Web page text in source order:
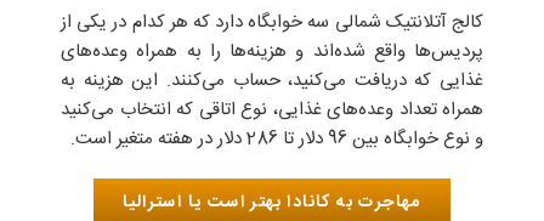
کالج آتلانتیک شمالی سه خوابگاه دارد که هر کدام در یکی از
پردیس‌ها واقع شده‌اند و هزینه‌ها را به همراه وعده‌های
غذایی که دریافت می‌کنید، حساب می‌کنند. این هزینه به
همراه تعداد وعده‌های غذایی، نوع اتاقی که انتخاب می‌کنید
و نوع خوابگاه بین 96 دلار تا 286 دلار در هفته متغیر است.
مهاجرت به کانادا بهتر است یا استرالیا